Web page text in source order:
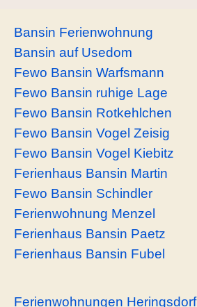
Bansin Ferienwohnung
Bansin auf Usedom
Fewo Bansin Warfsmann
Fewo Bansin ruhige Lage
Fewo Bansin Rotkehlchen
Fewo Bansin Vogel Zeisig
Fewo Bansin Vogel Kiebitz
Ferienhaus Bansin Martin
Fewo Bansin Schindler
Ferienwohnung Menzel
Ferienhaus Bansin Paetz
Ferienhaus Bansin Fubel
Ferienwohnungen Heringsdorf